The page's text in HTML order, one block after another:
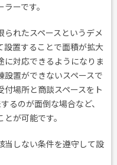
ーです。
れたスペースというデメ
設置することで面積が拡大
に対応できるようになりま
設置ができないスペースで
場所と商談スペースをト
るのが面倒な場合など、
が可能です。
当しない条件を遵守して設